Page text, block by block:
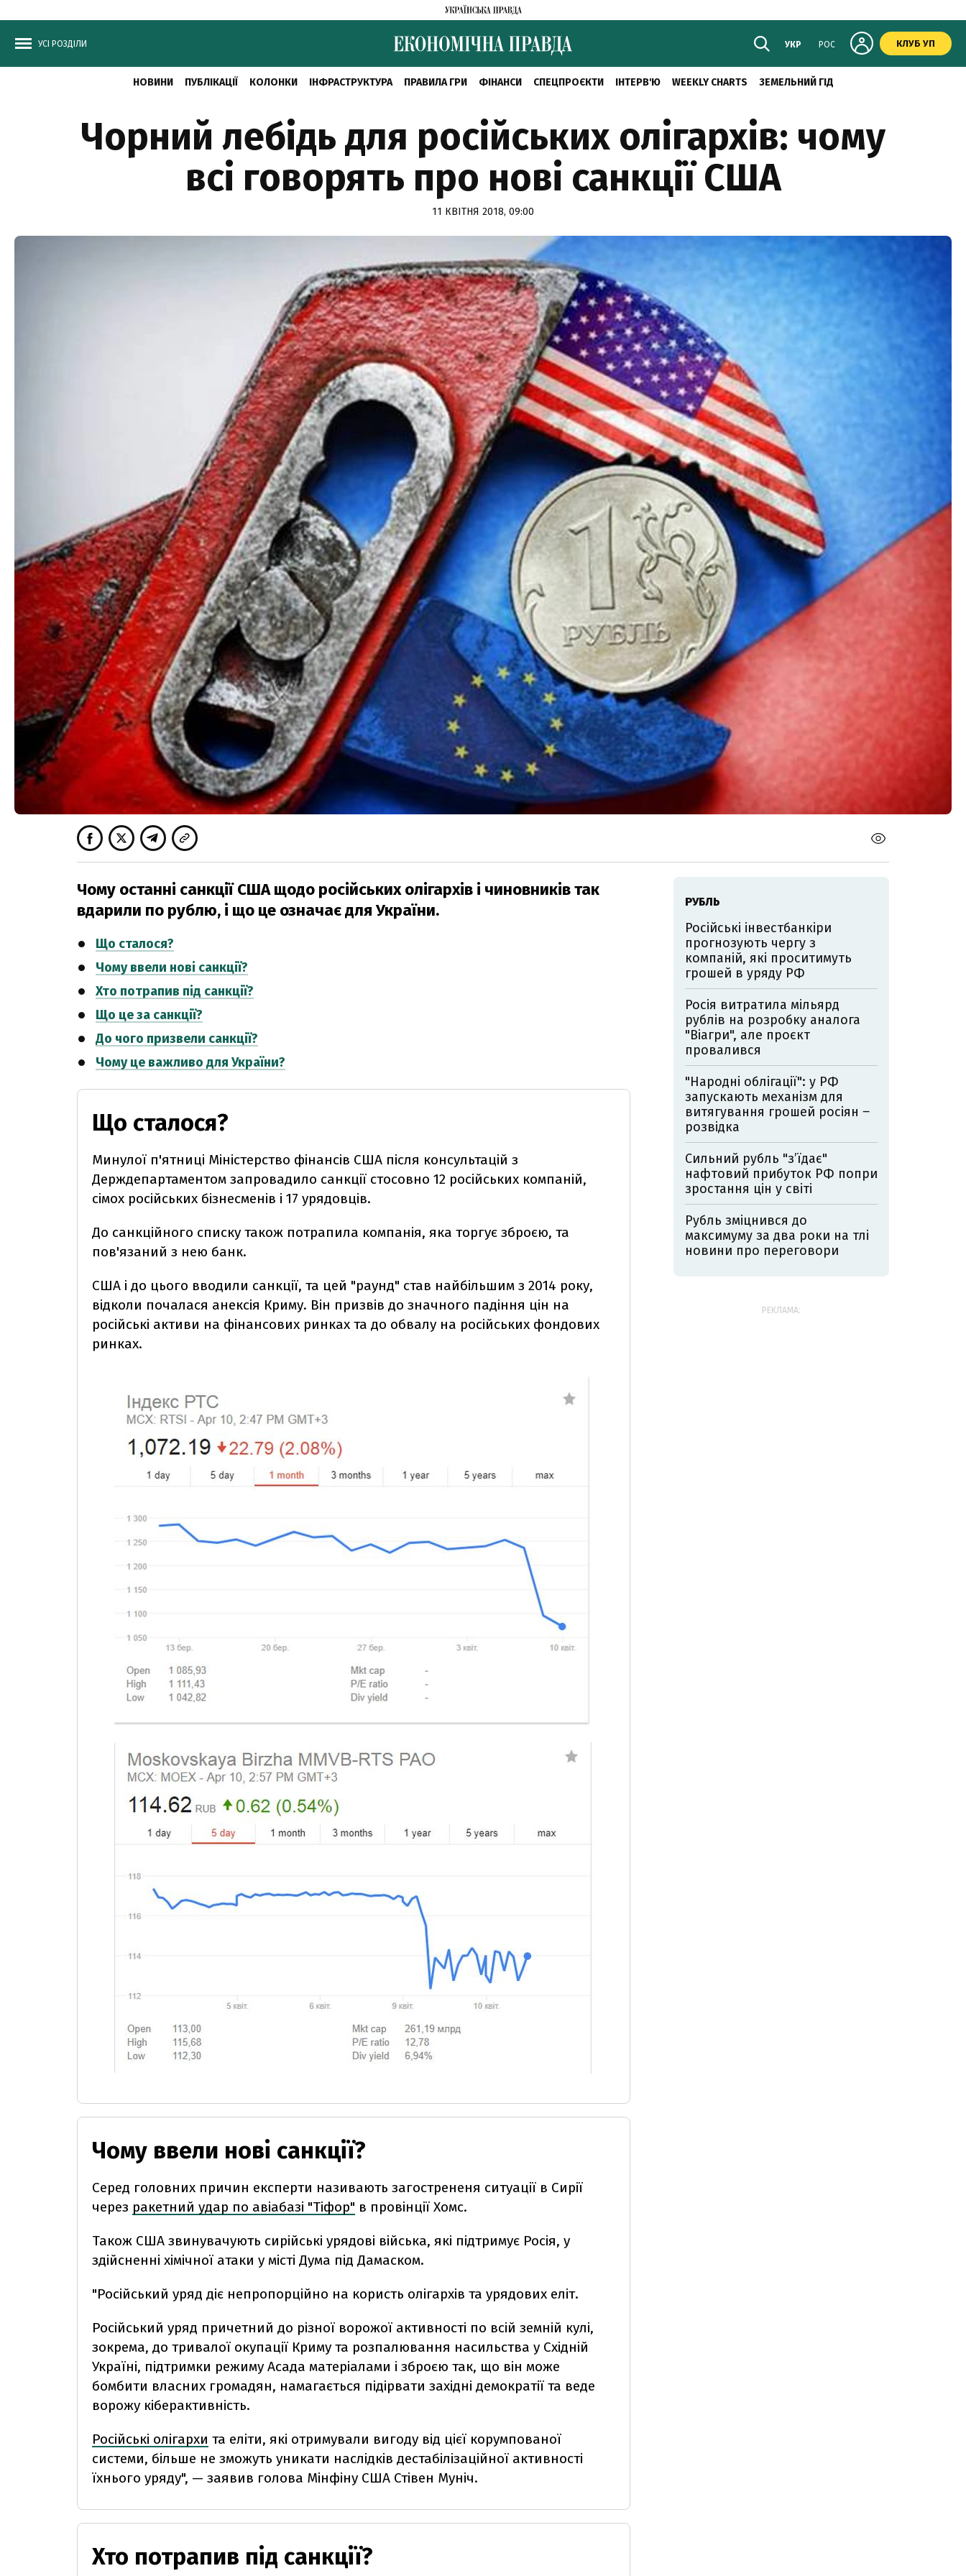
УСІ РОЗДІЛИ УКР РОС КЛУБ УП
НОВИНИ ПУБЛІКАЦІЇ КОЛОНКИ ІНФРАСТРУКТУРА ПРАВИЛА ГРИ ФІНАНСИ СПЕЦПРОЄКТИ ІНТЕРВ'Ю WEEKLY CHARTS ЗЕМЕЛЬНИЙ ГІД
Чорний лебідь для російських олігархів: чому
всі говорять про нові санкції США
11 КВІТНЯ 2018, 09:00
Чому останні санкції США щодо російських олігархів і чиновників так
вдарили по рублю, і що це означає для України.
Що сталося?
Чому ввели нові санкції?
Хто потрапив під санкції?
Що це за санкції?
До чого призвели санкції?
Чому це важливо для України?
Що сталося?
Минулої п'ятниці Міністерство фінансів США після консультацій з
Держдепартаментом запровадило санкції стосовно 12 російських компаній,
сімох російських бізнесменів і 17 урядовців.
До санкційного списку також потрапила компанія, яка торгує зброєю, та
пов'язаний з нею банк.
США і до цього вводили санкції, та цей "раунд" став найбільшим з 2014 року,
відколи почалася анексія Криму. Він призвів до значного падіння цін на
російські активи на фінансових ринках та до обвалу на російських фондових
ринках.
Чому ввели нові санкції?
Серед головних причин експерти називають загострененя ситуації в Сирії
через ракетний удар по авіабазі "Тіфор" в провінції Хомс.
Також США звинувачують сирійські урядові війська, які підтримує Росія, у
здійсненні хімічної атаки у місті Дума під Дамаском.
"Російський уряд діє непропорційно на користь олігархів та урядових еліт.
Російський уряд причетний до різної ворожої активності по всій земній кулі,
зокрема, до тривалої окупації Криму та розпалювання насильства у Східній
Україні, підтримки режиму Асада матеріалами і зброєю так, що він може
бомбити власних громадян, намагається підірвати західні демократії та веде
ворожу кіберактивність.
Російські олігархи та еліти, які отримували вигоду від цієї корумпованої
системи, більше не зможуть уникати наслідків дестабілізаційної активності
їхнього уряду", — заявив голова Мінфіну США Стівен Муніч.
Хто потрапив під санкції?
РУБЛЬ
Російські інвестбанкіри
прогнозують чергу з
компаній, які проситимуть
грошей в уряду РФ
Росія витратила мільярд
рублів на розробку аналога
"Віагри", але проєкт
провалився
"Народні облігації": у РФ
запускають механізм для
витягування грошей росіян ‒
розвідка
Сильний рубль "з’їдає"
нафтовий прибуток РФ попри
зростання цін у світі
Рубль зміцнився до
максимуму за два роки на тлі
новини про переговори
РЕКЛАМА: